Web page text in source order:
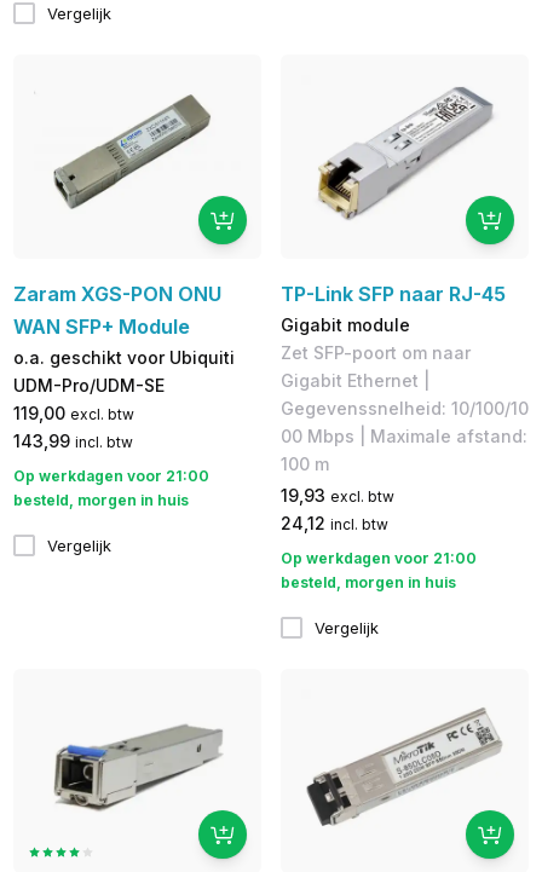
Vergelijk
Zaram XGS-PON ONU
WAN SFP+ Module
o.a. geschikt voor Ubiquiti
UDM-Pro/UDM-SE
119,00 excl. btw
143,99 incl. btw
Op werkdagen voor 21:00
besteld, morgen in huis
Vergelijk
TP-Link SFP naar RJ-45
Gigabit module
Zet SFP-poort om naar
Gigabit Ethernet |
Gegevenssnelheid: 10/100/10
00 Mbps | Maximale afstand:
100 m
19,93 excl. btw
24,12 incl. btw
Op werkdagen voor 21:00
besteld, morgen in huis
Vergelijk